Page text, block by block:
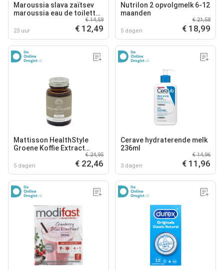
Maroussia slava zaïtsev
maroussia eau de toilette
23 uur
€ 14,59
€ 12,49
Nutrilon 2 opvolgmelk 6-12
maanden
5 dagen
€ 21,58
€ 18,99
Mattisson HealthStyle
Groene Koffie Extract
5 dagen
€ 24,95
€ 22,46
Cerave hydraterende melk
236ml
3 dagen
€ 14,96
€ 11,96